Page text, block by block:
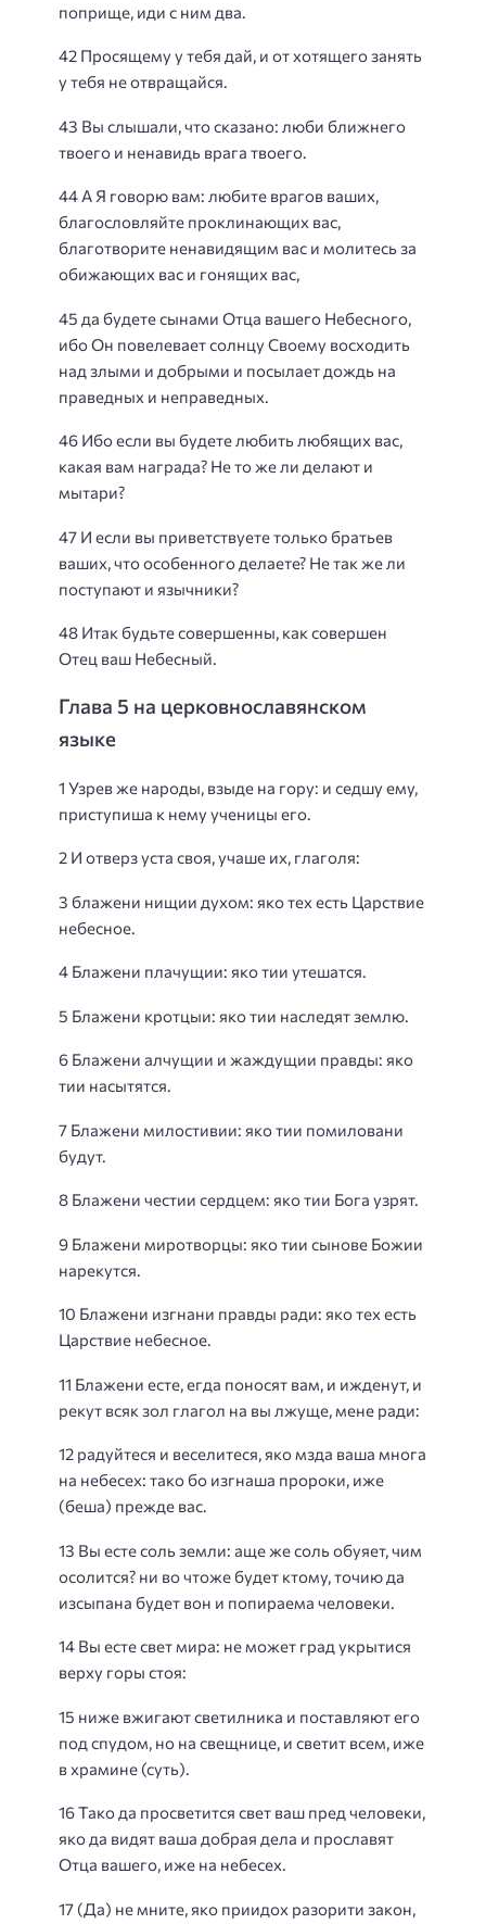
поприще, иди с ним два.
42 Просящему у тебя дай, и от хотящего занять
у тебя не отвращайся.
43 Вы слышали, что сказано: люби ближнего
твоего и ненавидь врага твоего.
44 А Я говорю вам: любите врагов ваших,
благословляйте проклинающих вас,
благотворите ненавидящим вас и молитесь за
обижающих вас и гонящих вас,
45 да будете сынами Отца вашего Небесного,
ибо Он повелевает солнцу Своему восходить
над злыми и добрыми и посылает дождь на
праведных и неправедных.
46 Ибо если вы будете любить любящих вас,
какая вам награда? Не то же ли делают и
мытари?
47 И если вы приветствуете только братьев
ваших, что особенного делаете? Не так же ли
поступают и язычники?
48 Итак будьте совершенны, как совершен
Отец ваш Небесный.
Глава 5 на церковнославянском
языке
1 Узрев же народы, взыде на гору: и седшу ему,
приступиша к нему ученицы его.
2 И отверз уста своя, учаше их, глаголя:
3 блажени нищии духом: яко тех есть Царствие
небесное.
4 Блажени плачущии: яко тии утешатся.
5 Блажени кротцыи: яко тии наследят землю.
6 Блажени алчущии и жаждущии правды: яко
тии насытятся.
7 Блажени милостивии: яко тии помиловани
будут.
8 Блажени честии сердцем: яко тии Бога узрят.
9 Блажени миротворцы: яко тии сынове Божии
нарекутся.
10 Блажени изгнани правды ради: яко тех есть
Царствие небесное.
11 Блажени есте, егда поносят вам, и ижденут, и
рекут всяк зол глагол на вы лжуще, мене ради:
12 радуйтеся и веселитеся, яко мзда ваша многа
на небесех: тако бо изгнаша пророки, иже
(беша) прежде вас.
13 Вы есте соль земли: аще же соль обуяет, чим
осолится? ни во чтоже будет ктому, точию да
изсыпана будет вон и попираема человеки.
14 Вы есте свет мира: не может град укрытися
верху горы стоя:
15 ниже вжигают светилника и поставляют его
под спудом, но на свещнице, и светит всем, иже
в храмине (суть).
16 Тако да просветится свет ваш пред человеки,
яко да видят ваша добрая дела и прославят
Отца вашего, иже на небесех.
17 (Да) не мните, яко приидох разорити закон,